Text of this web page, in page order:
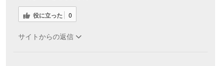
役に立った 0
サイトからの返信